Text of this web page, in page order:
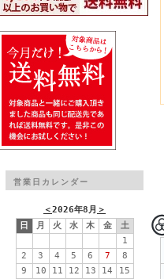
営業日カレンダー
＜2026年8月 ＞
日
月 火 水 木 金
土
1
2
3 4 5 6 7
8
9
10 11 12 13 14
15